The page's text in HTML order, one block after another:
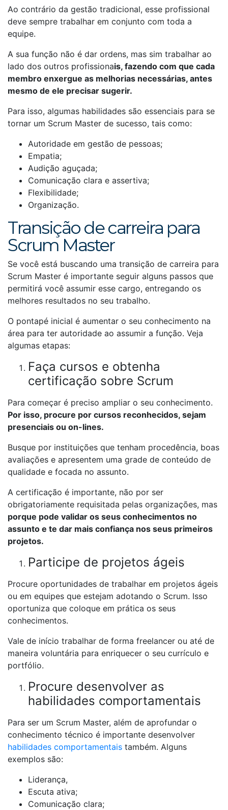
Ao contrário da gestão tradicional, esse profissional
deve sempre trabalhar em conjunto com toda a
equipe.
A sua função não é dar ordens, mas sim trabalhar ao
lado dos outros profissionais, fazendo com que cada
membro enxergue as melhorias necessárias, antes
mesmo de ele precisar sugerir.
Para isso, algumas habilidades são essenciais para se
tornar um Scrum Master de sucesso, tais como:
Autoridade em gestão de pessoas;
Empatia;
Audição aguçada;
Comunicação clara e assertiva;
Flexibilidade;
Organização.
Transição de carreira para
Scrum Master
Se você está buscando uma transição de carreira para
Scrum Master é importante seguir alguns passos que
permitirá você assumir esse cargo, entregando os
melhores resultados no seu trabalho.
O pontapé inicial é aumentar o seu conhecimento na
área para ter autoridade ao assumir a função. Veja
algumas etapas:
Faça cursos e obtenha
certificação sobre Scrum
Para começar é preciso ampliar o seu conhecimento.
Por isso, procure por cursos reconhecidos, sejam
presenciais ou on-lines.
Busque por instituições que tenham procedência, boas
avaliações e apresentem uma grade de conteúdo de
qualidade e focada no assunto.
A certificação é importante, não por ser
obrigatoriamente requisitada pelas organizações, mas
porque pode validar os seus conhecimentos no
assunto e te dar mais confiança nos seus primeiros
projetos.
Participe de projetos ágeis
Procure oportunidades de trabalhar em projetos ágeis
ou em equipes que estejam adotando o Scrum. Isso
oportuniza que coloque em prática os seus
conhecimentos.
Vale de início trabalhar de forma freelancer ou até de
maneira voluntária para enriquecer o seu currículo e
portfólio.
Procure desenvolver as
habilidades comportamentais
Para ser um Scrum Master, além de aprofundar o
conhecimento técnico é importante desenvolver
habilidades comportamentais também. Alguns
exemplos são:
Liderança,
Escuta ativa;
Comunicação clara;